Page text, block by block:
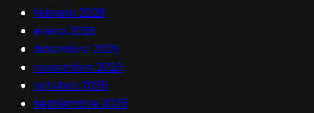
febrero 2026
enero 2026
diciembre 2025
noviembre 2025
octubre 2025
septiembre 2025